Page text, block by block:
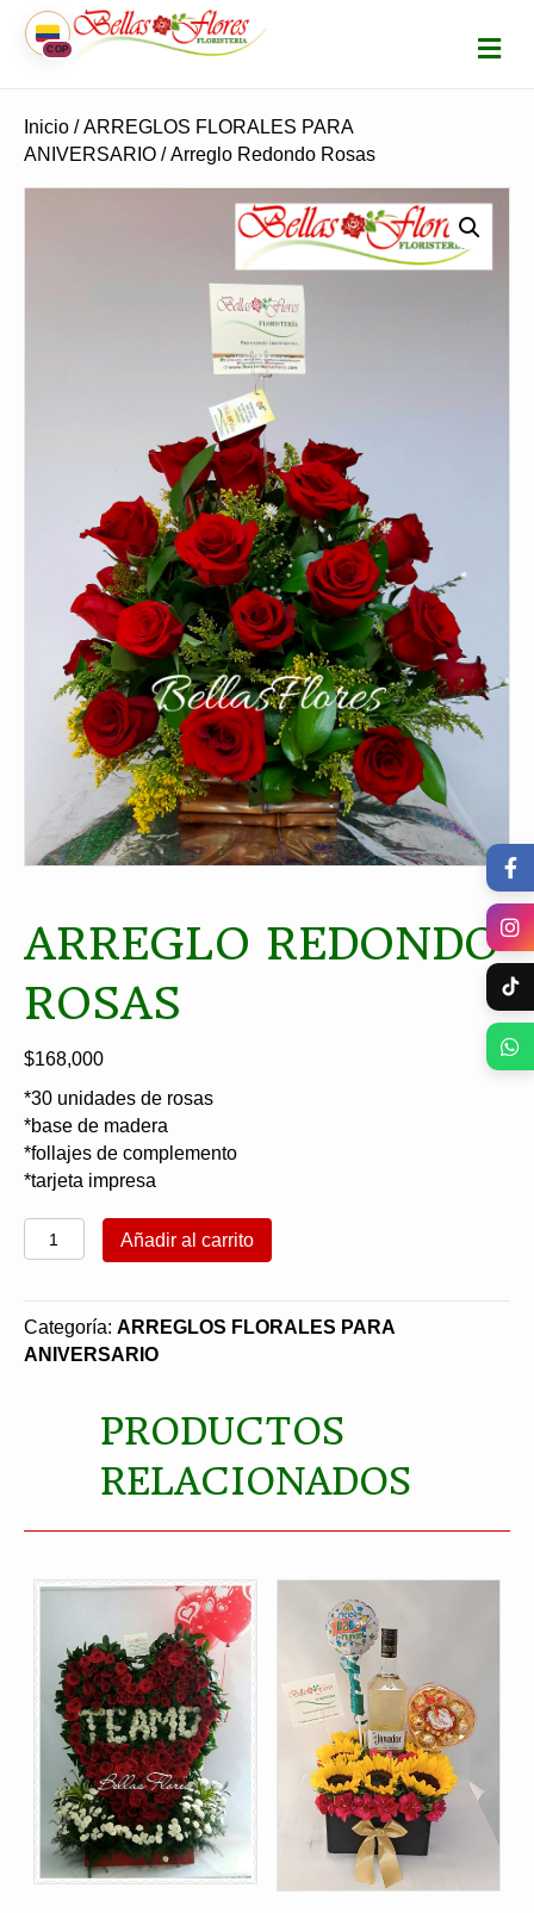
COP M
E
N
Inicio /ARREGLOS FLORALES PARA
ANIVERSARIO / Arreglo Redondo Rosas
ARREGLO REDONDO
ROSAS
$168,000
*30 unidades de rosas
*base de madera
*follajes de complemento
*tarjeta impresa
Arreglo
Redondo
Añadir al carrito
Categoría: ARREGLOS FLORALES PARA
ANIVERSARIO
PRODUCTOS
RELACIONADOS